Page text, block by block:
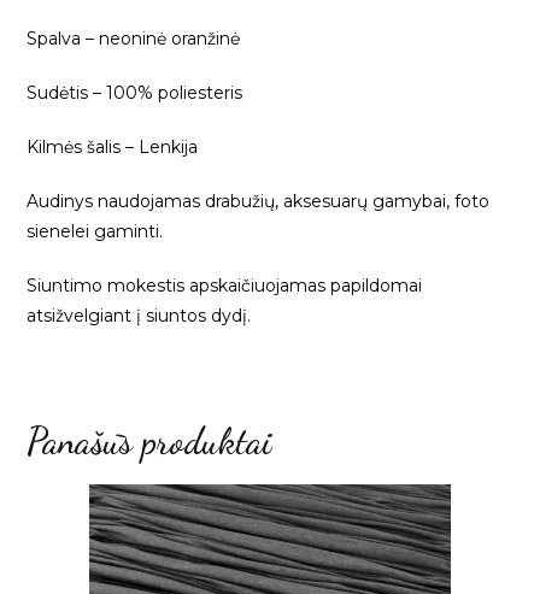
Spalva – neoninė oranžinė
Sudėtis – 100% poliesteris
Kilmės šalis – Lenkija
Audinys naudojamas drabužių, aksesuarų gamybai, foto
sienelei gaminti.
Siuntimo mokestis apskaičiuojamas papildomai
atsižvelgiant į siuntos dydį.
Panašūs produktai